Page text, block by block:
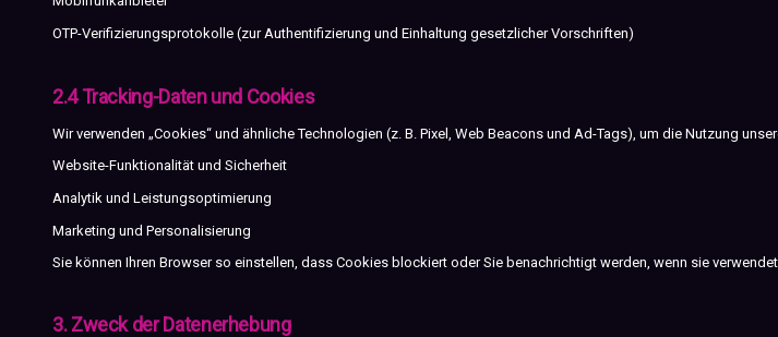
OTP-Verifizierungsprotokolle (zur Authentifizierung und Einhaltung gesetzlicher Vorschriften)
2.4 Tracking-Daten und Cookies
Wir verwenden „Cookies“ und ähnliche Technologien (z. B. Pixel, Web Beacons und Ad-Tags), um die Nutzung
Website-Funktionalität und Sicherheit
Analytik und Leistungsoptimierung
Marketing und Personalisierung
Sie können Ihren Browser so einstellen, dass Cookies blockiert oder Sie benachrichtigt werden, wenn sie
3. Zweck der Datenerhebung